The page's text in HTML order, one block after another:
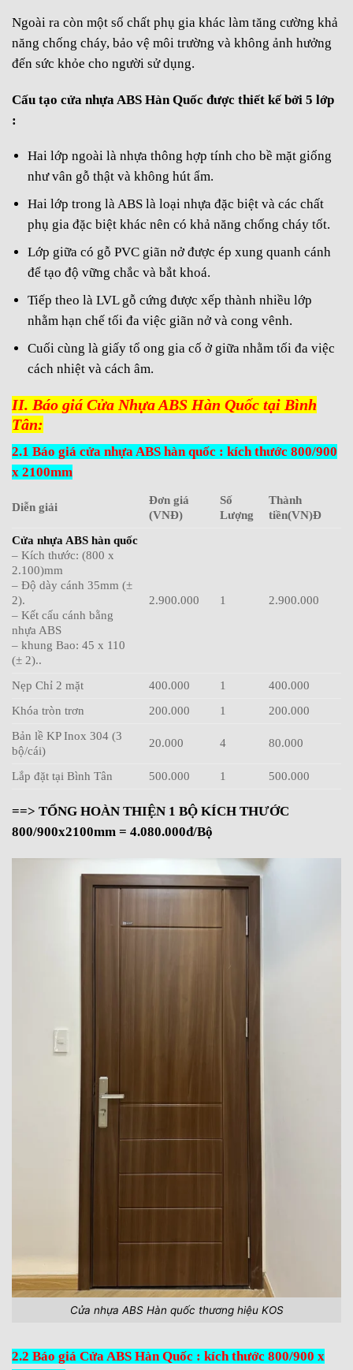
Ngoài ra còn một số chất phụ gia khác làm tăng cường khả
năng chống cháy, bảo vệ môi trường và không ảnh hưởng
đến sức khỏe cho người sử dụng.
Cấu tạo cửa nhựa ABS Hàn Quốc được thiết kế bởi 5 lớp
:
Hai lớp ngoài là nhựa thông hợp tính cho bề mặt giống
như vân gỗ thật và không hút ẩm.
Hai lớp trong là ABS là loại nhựa đặc biệt và các chất
phụ gia đặc biệt khác nên có khả năng chống cháy tốt.
Lớp giữa có gỗ PVC giãn nở được ép xung quanh cánh
để tạo độ vững chắc và bắt khoá.
Tiếp theo là LVL gỗ cứng được xếp thành nhiều lớp
nhằm hạn chế tối đa việc giãn nở và cong vênh.
Cuối cùng là giấy tổ ong gia cố ở giữa nhằm tối đa việc
cách nhiệt và cách âm.
II. Báo giá Cửa Nhựa ABS Hàn Quốc tại Bình
Tân:
2.1 Báo giá cửa nhựa ABS hàn quốc : kích thước 800/900
x 2100mm
Diễn giải
Đơn giá
(VNĐ)
Số
Lượng
Thành
tiền(VN)Đ
Cửa nhựa ABS hàn quốc
– Kích thước: (800 x
2.100)mm
– Độ dày cánh 35mm (±
2).
– Kết cấu cánh bằng
nhựa ABS
– khung Bao: 45 x 110
(± 2)..
2.900.000 1 2.900.000
Nẹp Chỉ 2 mặt 400.000 1
400.000
Khóa tròn trơn
200.000 1
200.000
Bản lề KP Inox 304 (3
bộ/cái)
20.000 4 80.000
Lắp đặt tại Bình Tân 500.000 1 500.000
==> TỔNG HOÀN THIỆN 1 BỘ KÍCH THƯỚC
800/900x2100mm = 4.080.000đ/Bộ
Cửa nhựa ABS Hàn quốc thương hiệu KOS
2.2 Báo giá Cửa ABS Hàn Quốc : kích thước 800/900 x